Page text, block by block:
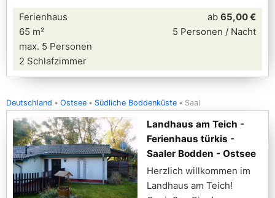
Ferienhaus
65 m²
max. 5 Personen
2 Schlafzimmer
ab 65,00 €
5 Personen / Nacht
Deutschland Ostsee Südliche Boddenküste Saal
Landhaus am Teich -
Ferienhaus türkis -
Saaler Bodden - Ostsee
Herzlich willkommen im
Landhaus am Teich!